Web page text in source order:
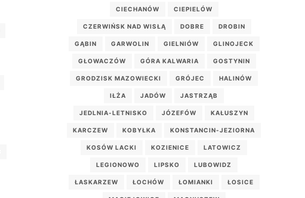
CIECHANÓW CIEPIELÓW
CZERWIŃSK NAD WISŁĄ DOBRE DROBIN
GĄBIN GARWOLIN GIELNIÓW GLINOJECK
GŁOWACZÓW GÓRA KALWARIA GOSTYNIN
GRODZISK MAZOWIECKI GRÓJEC HALINÓW
IŁŻA JADÓW JASTRZĄB
JEDLNIA-LETNISKO JÓZEFÓW KAŁUSZYN
KARCZEW KOBYŁKA KONSTANCIN-JEZIORNA
KOSÓW LACKI KOZIENICE LATOWICZ
LEGIONOWO LIPSKO LUBOWIDZ
ŁASKARZEW ŁOCHÓW ŁOMIANKI ŁOSICE